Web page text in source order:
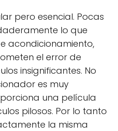
pero esencial. Pocas
lo que
acondicionamiento,
el error de
insignificantes. No
es muy
una película
pilosos. Por lo tanto
la misma